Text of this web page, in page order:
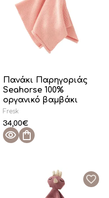
Πανάκι Παρηγοριάς
Seahorse 100%
οργανικό βαμβάκι
Fresk
34,00€